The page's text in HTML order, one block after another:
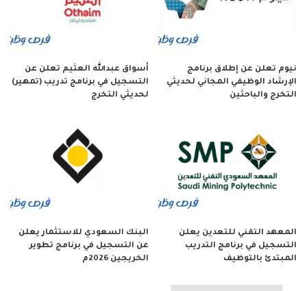
نيوم تعلن عن إطلاق برنامج
الإرشاد الوظيفي المجاني لحديثي
التخرج والباحثين
أسواق عبدالله العثيم تعلن عن
التسجيل في برنامج تدريب (تمهير)
لحديثي التخرج
المعهد التقني للتعدين يعلن
التسجيل في برنامج التدريب
المبتدئ بالتوظيف
البنك السعودي للاستثمار يعلن
عن التسجيل في برنامج تطوير
الخريجين 2026م